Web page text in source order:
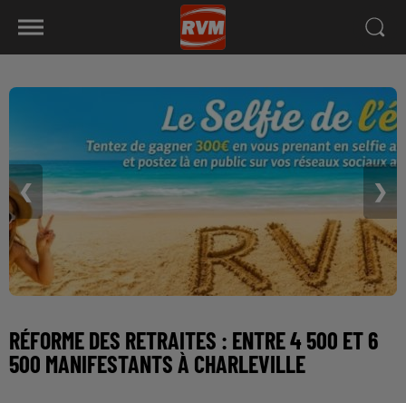
❮ ❯
RÉFORME DES RETRAITES : ENTRE 4 500 ET 6
500 MANIFESTANTS À CHARLEVILLE